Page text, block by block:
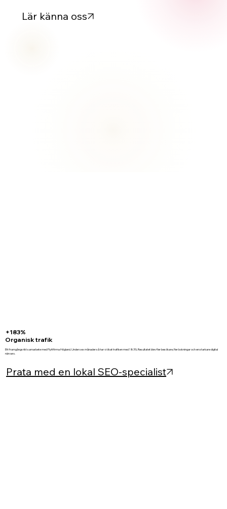
Lär känna oss
+183%
Organisk trafik
Ett framgångsrikt samarbete med Flyttfirma Högland. Under sex månader så har vi ökat trafiken med 183%. Resultatet blev fler besökare, fler bokningar och en starkare digital
närvaro.
Prata med en lokal SEO-specialist